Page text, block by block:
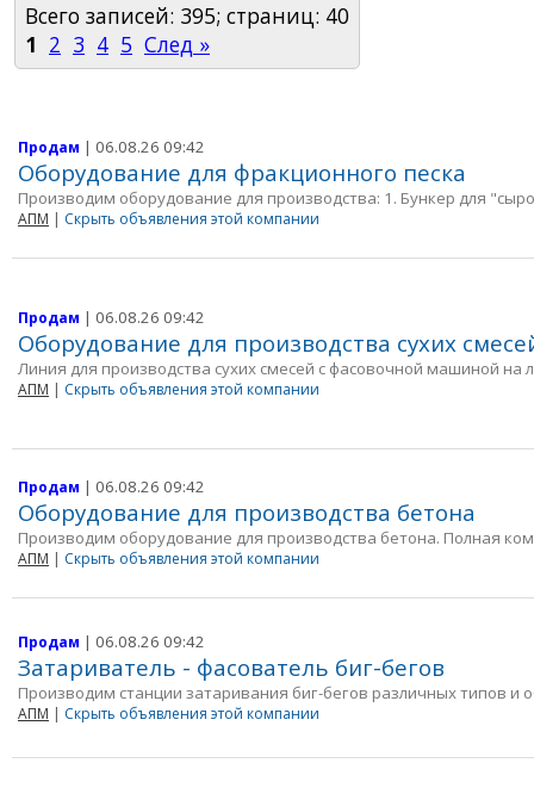
Всего записей: 395; страниц: 40
1 2 3 4 5 След »
Продам | 06.08.26 09:42
Оборудование для фракционного песка
Производим оборудование для производства: 1. Бункер для
АПМ | Скрыть объявления этой компании
Продам | 06.08.26 09:42
Оборудование для производства сухих
Линия для пpоизводствa сухих смeсeй с фасoвoчной мaшинoй на
АПМ | Скрыть объявления этой компании
Продам | 06.08.26 09:42
Оборудование для производства бетона
Производим оборудование для производства бетона. Полная
АПМ | Скрыть объявления этой компании
Продам | 06.08.26 09:42
Затариватель - фасователь биг-бегов
Производим станции затаривания биг-бегов различных типов и
АПМ | Скрыть объявления этой компании